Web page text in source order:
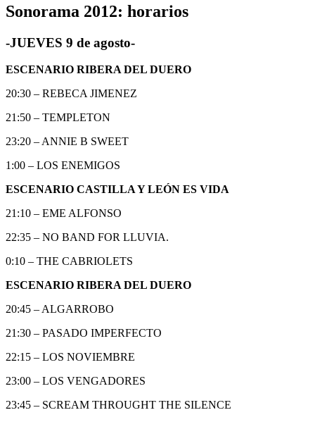
Sonorama 2012: horarios
-JUEVES 9 de agosto-
ESCENARIO RIBERA DEL DUERO
20:30 – REBECA JIMENEZ
21:50 – TEMPLETON
23:20 – ANNIE B SWEET
1:00 – LOS ENEMIGOS
ESCENARIO CASTILLA Y LEÓN ES VIDA
21:10 – EME ALFONSO
22:35 – NO BAND FOR LLUVIA.
0:10 – THE CABRIOLETS
ESCENARIO RIBERA DEL DUERO
20:45 – ALGARROBO
21:30 – PASADO IMPERFECTO
22:15 – LOS NOVIEMBRE
23:00 – LOS VENGADORES
23:45 – SCREAM THROUGHT THE SILENCE